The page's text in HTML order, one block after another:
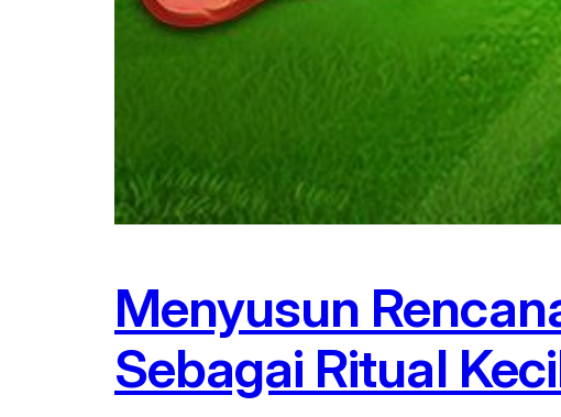
Menyusun
Sebagai Ritual